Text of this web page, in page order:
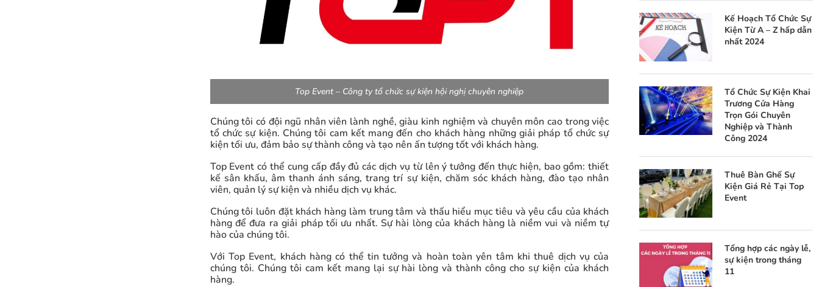
Top Event – Công ty tổ chức sự kiện hội nghị chuyên nghiệp
Chúng tôi có đội ngũ nhân viên lành nghề, giàu kinh nghiệm và chuyên môn cao trong việc
tổ chức sự kiện. Chúng tôi cam kết mang đến cho khách hàng những giải pháp tổ chức sự
kiện tối ưu, đảm bảo sự thành công và tạo nên ấn tượng tốt với khách hàng.
Top Event có thể cung cấp đầy đủ các dịch vụ từ lên ý tưởng đến thực hiện, bao gồm: thiết
kế sân khấu, âm thanh ánh sáng, trang trí sự kiện, chăm sóc khách hàng, đào tạo nhân
viên, quản lý sự kiện và nhiều dịch vụ khác.
Chúng tôi luôn đặt khách hàng làm trung tâm và thấu hiểu mục tiêu và yêu cầu của khách
hàng để đưa ra giải pháp tối ưu nhất. Sự hài lòng của khách hàng là niềm vui và niềm tự
hào của chúng tôi.
Với Top Event, khách hàng có thể tin tưởng và hoàn toàn yên tâm khi thuê dịch vụ của
chúng tôi. Chúng tôi cam kết mang lại sự hài lòng và thành công cho sự kiện của khách
hàng.
Kế Hoạch Tổ Chức Sự
Kiện Từ A – Z hấp dẫn
nhất 2024
Tổ Chức Sự Kiện Khai
Trương Cửa Hàng
Trọn Gói Chuyên
Nghiệp và Thành
Công 2024
Thuê Bàn Ghế Sự
Kiện Giá Rẻ Tại Top
Event
Tổng hợp các ngày lễ,
sự kiện trong tháng
11